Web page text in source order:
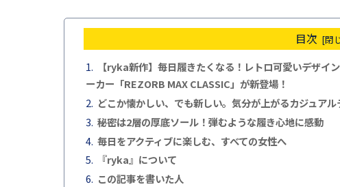
目次
【ryka新作】毎日履きたくなる！レトロ可愛いデザイ
ーカー「REZORB MAX CLASSIC」が新登場！
どこか懐かしい、でも新しい。気分が上がるカジュアル
秘密は2層の厚底ソール！弾むような履き心地に感動
毎日をアクティブに楽しむ、すべての女性へ
『ryka』について
この記事を書いた人